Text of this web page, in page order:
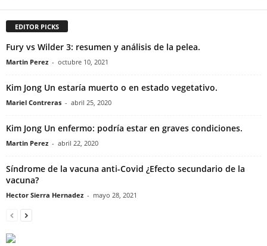
EDITOR PICKS
Fury vs Wilder 3: resumen y análisis de la pelea.
Martin Perez - octubre 10, 2021
Kim Jong Un estaría muerto o en estado vegetativo.
Mariel Contreras - abril 25, 2020
Kim Jong Un enfermo: podría estar en graves condiciones.
Martin Perez - abril 22, 2020
Síndrome de la vacuna anti-Covid ¿Efecto secundario de la
vacuna?
Hector Sierra Hernadez - mayo 28, 2021